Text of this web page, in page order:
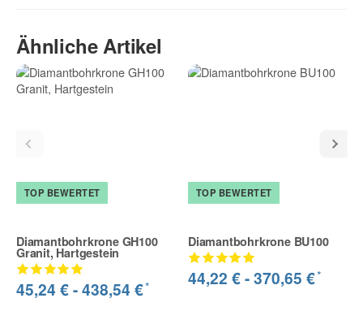
Ähnliche Artikel
TOP BEWERTET
Diamantbohrkrone GH100
Granit, Hartgestein
45,24 € -438,54 €*
TOP BEWERTET
Diamantbohrkrone BU100
44,22 € -370,65 €*